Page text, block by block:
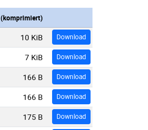
(komprimiert)
10 KiB Download
7 KiB Download
166 B Download
166 B Download
175 B Download